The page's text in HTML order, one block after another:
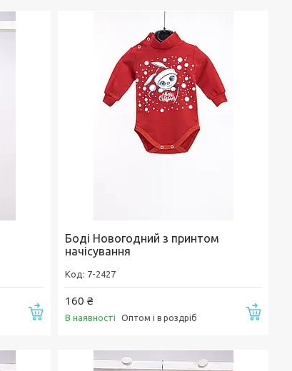
Купити
Боді Новогодний з принтом
начісування
7-2427
160 ₴
В наявності Оптом і в роздріб